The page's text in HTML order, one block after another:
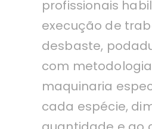
profissionais
execução de
desbaste,
com
maquinaria
cada espécie,